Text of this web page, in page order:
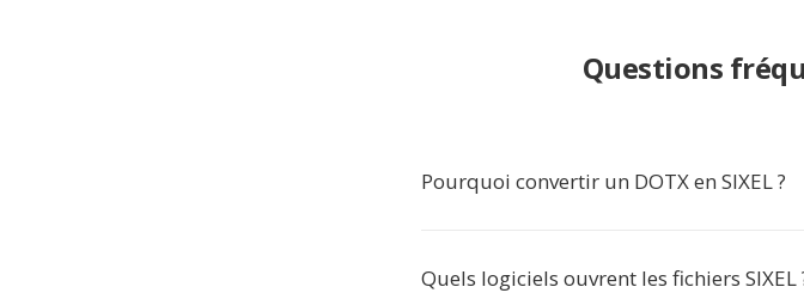
Questions
Pourquoi convertir un DOTX en SIXEL ?
Quels logiciels ouvrent les fichiers SIXEL